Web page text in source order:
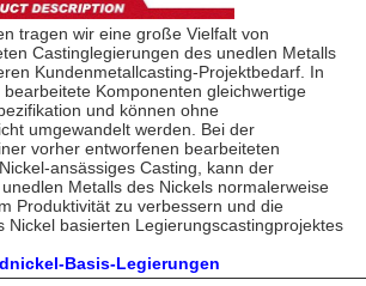
tragen wir eine große Vielfalt von
Castinglegierungen des unedlen Metalls
Kundenmetallcasting-Projektbedarf. In
Komponenten gleichwertige
und können ohne
umgewandelt werden. Bei der
vorher entworfenen bearbeiteten
ansässiges Casting, kann der
Metalls des Nickels normalerweise
Produktivität zu verbessern und die
Nickel basierten Legierungscastingprojektes
Basis-Legierungen